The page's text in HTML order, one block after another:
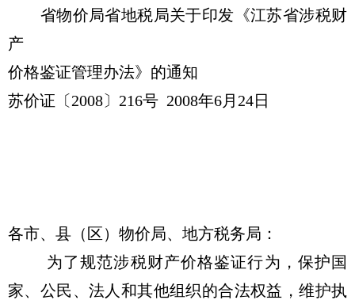
省物价局省地税局关于印发《江苏省涉税财
产
价格鉴证管理办法》的通知
苏价证〔2008〕216号 2008年6月24日
各市、县（区）物价局、地方税务局：
为了规范涉税财产价格鉴证行为，保护国
家、公民、法人和其他组织的合法权益，维护执